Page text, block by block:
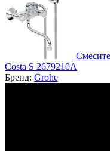
Costa S 2679210A
Бренд: Grohe